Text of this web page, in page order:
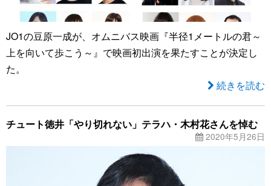
JO1の豆原一成が、オムニバス映画『半径1メートルの君～
上を向いて歩こう～』で映画初出演を果たすことが決定し
た。
続きを読む
チュート徳井「やり切れない」テラハ・木村花さんを悼む
2020年5月26日